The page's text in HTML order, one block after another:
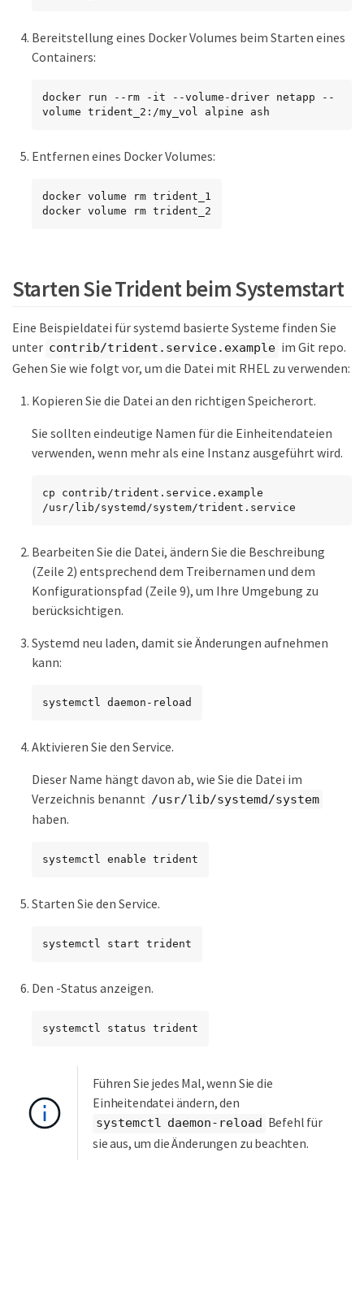
Bereitstellung eines Docker Volumes beim Starten eines
Containers:
docker run --rm -it --volume-driver netapp --
volume trident_2:/my_vol alpine ash
Entfernen eines Docker Volumes:
docker volume rm trident_1
docker volume rm trident_2
Starten Sie Trident beim Systemstart
Eine Beispieldatei für systemd basierte Systeme finden Sie
unter contrib/trident.service.example im Git repo.
Gehen Sie wie folgt vor, um die Datei mit RHEL zu verwenden:
Kopieren Sie die Datei an den richtigen Speicherort.
Sie sollten eindeutige Namen für die Einheitendateien
verwenden, wenn mehr als eine Instanz ausgeführt wird.
cp contrib/trident.service.example
/usr/lib/systemd/system/trident.service
Bearbeiten Sie die Datei, ändern Sie die Beschreibung
(Zeile 2) entsprechend dem Treibernamen und dem
Konfigurationspfad (Zeile 9), um Ihre Umgebung zu
berücksichtigen.
Systemd neu laden, damit sie Änderungen aufnehmen
kann:
systemctl daemon-reload
Aktivieren Sie den Service.
Dieser Name hängt davon ab, wie Sie die Datei im
Verzeichnis benannt /usr/lib/systemd/system
haben.
systemctl enable trident
Starten Sie den Service.
systemctl start trident
Den -Status anzeigen.
systemctl status trident
Führen Sie jedes Mal, wenn Sie die
Einheitendatei ändern, den
systemctl daemon-reload Befehl für
sie aus, um die Änderungen zu beachten.